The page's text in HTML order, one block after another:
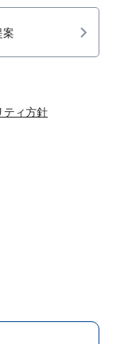
案
ティ方針